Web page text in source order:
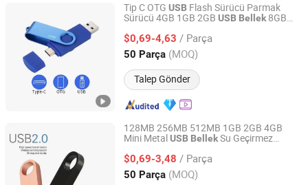
Tip C OTG USB Flash Sürücü Parmak
Sürücü 4GB 1GB 2GB USB Bellek 8GB
Iph Mobil cihazlar için
$0,69-4,63 / Parça
50 Parça (MOQ)
Talep Gönder
Shenzhen Infinite Technology Co., Ltd.
Guangdong, China Fiyat 2026
128MB 256MB 512MB 1GB 2GB 4GB
Mini MetalUSB BellekSu Geçirmez
Sürücü 32GB
$0,69-3,48 / Parça
50 Parça (MOQ)
Shenzhen Infinite Technology Co., Ltd.
Guangdong, China Fiyat 2026